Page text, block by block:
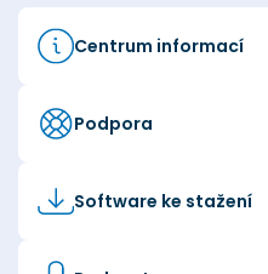
Centrum informací
Podpora
Software ke stažení